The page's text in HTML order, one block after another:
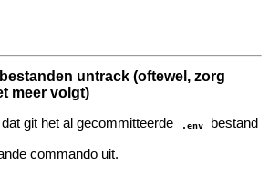
untrack (oftewel, zorg
meer volgt)
git het al gecommitteerde
.env
bestand
commando uit.